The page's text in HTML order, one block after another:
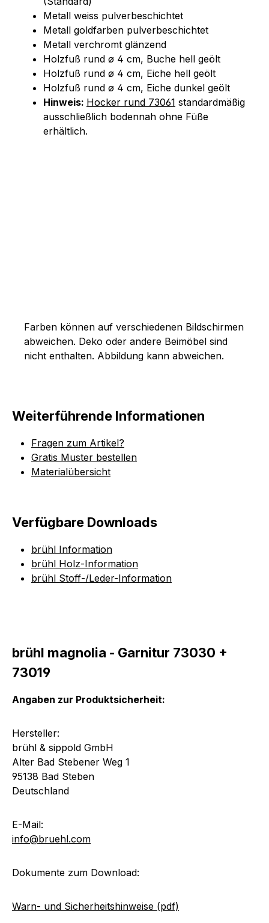
Metall weiss pulverbeschichtet
Metall goldfarben pulverbeschichtet
Metall verchromt glänzend
Holzfuß rund ø 4 cm, Buche hell geölt
Holzfuß rund ø 4 cm, Eiche hell geölt
Holzfuß rund ø 4 cm, Eiche dunkel geölt
Hinweis: Hocker rund 73061 standardmäßig
ausschließlich bodennah ohne Füße
erhältlich.
Farben können auf verschiedenen Bildschirmen
abweichen. Deko oder andere Beimöbel sind
nicht enthalten. Abbildung kann abweichen.
Weiterführende Informationen
Fragen zum Artikel?
Gratis Muster bestellen
Materialübersicht
Verfügbare Downloads
brühl Information
brühl Holz-Information
brühl Stoff-/Leder-Information
brühl magnolia - Garnitur 73030 +
73019
Angaben zur Produktsicherheit:
Hersteller:
brühl & sippold GmbH
Alter Bad Stebener Weg 1
95138 Bad Steben
Deutschland
E-Mail:
info@bruehl.com
Dokumente zum Download:
Warn- und Sicherheitshinweise (pdf)